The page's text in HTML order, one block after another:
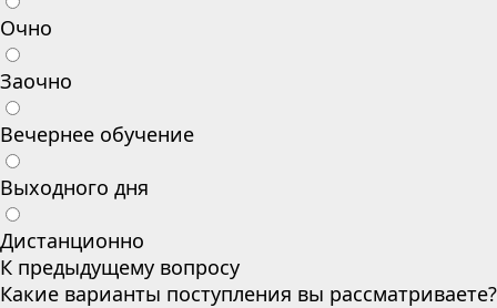
Очно
Заочно
Вечернее обучение
Выходного дня
Дистанционно
К предыдущему вопросу
Какие варианты поступления вы рассматриваете?